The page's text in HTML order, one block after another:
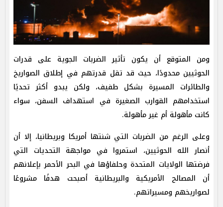
ومن المتوقع أن يكون تأثير الضربات الجوية على قدرات
الحوثيين محدودًا، حيث قد تقل قدرتهم في إطلاق الصواريخ
والطائرات المسيرة بشكل طفيف، ولكن يبدو أكثر تحديًا
استخدامهم القوارب الصغيرة في استهداف السفن، سواء
كانت مأهولة أم غير مأهولة.
وعلى الرغم من الضربات التي شنتها أمريكا وبريطانيا، إلا أن
أنصار الله الحوثيين، استمروا في مواجهة التحديات التي
فرضتها الولايات المتحدة وحلفاؤها في البحر الأحمر بإعلانهم
أن المصالح الأمريكية والبريطانية أصبحت هدفًا مشروعًا
لصواريخهم ومسيراتهم.